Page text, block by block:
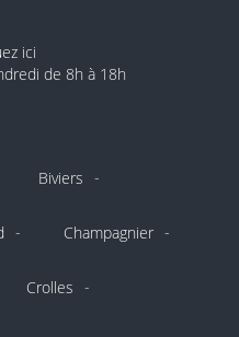
ici
de 8h à 18h
Biviers
Champagnier
Crolles